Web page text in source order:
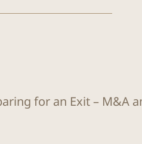
for an Exit – M&A